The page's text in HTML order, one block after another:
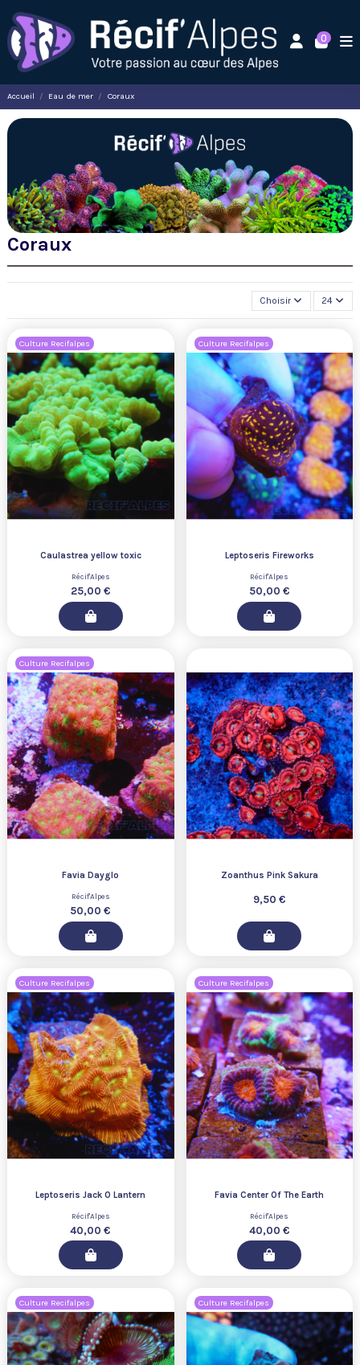
0
Accueil Eau de mer Coraux
Coraux
Choisir 24
Culture Recifalpes
Caulastrea yellow toxic
Récif'Alpes
25,00 €
Culture Recifalpes
Leptoseris Fireworks
Récif'Alpes
50,00 €
Culture Recifalpes
Favia Dayglo
Récif'Alpes
50,00 €
Zoanthus Pink Sakura
9,50 €
Culture Recifalpes
Leptoseris Jack O Lantern
Récif'Alpes
40,00 €
Culture Recifalpes
Favia Center Of The Earth
Récif'Alpes
40,00 €
Culture Recifalpes Culture Recifalpes